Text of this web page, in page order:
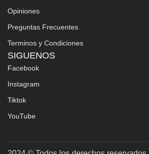
Opiniones
Preguntas Frecuentes
Terminos y Condiciones
SIGUENOS
Facebook
Instagram
Tiktok
YouTube